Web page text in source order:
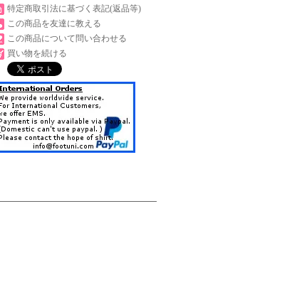
特定商取引法に基づく表記(返品等)
この商品を友達に教える
この商品について問い合わせる
買い物を続ける